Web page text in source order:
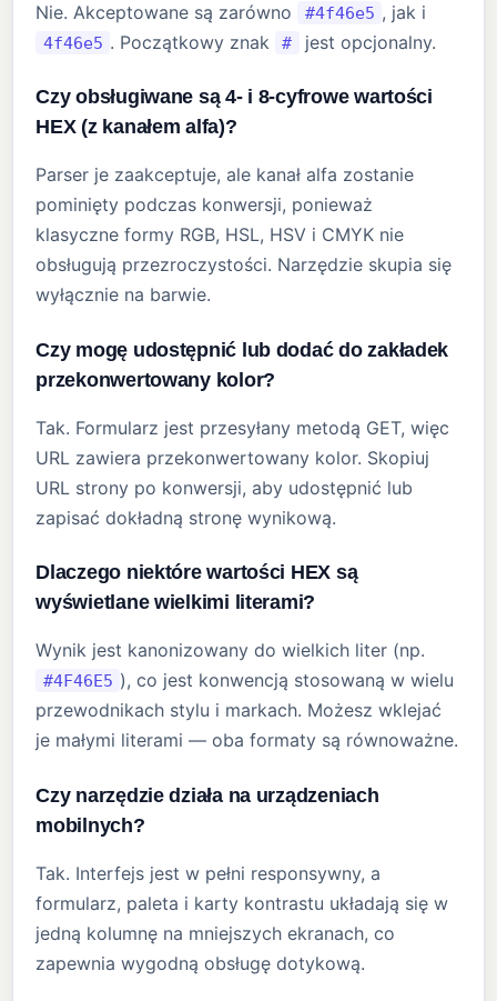
Nie. Akceptowane są zarówno #4f46e5 , jak i
4f46e5 . Początkowy znak # jest opcjonalny.
Czy obsługiwane są 4- i 8-cyfrowe wartości
HEX (z kanałem alfa)?
Parser je zaakceptuje, ale kanał alfa zostanie
pominięty podczas konwersji, ponieważ
klasyczne formy RGB, HSL, HSV i CMYK nie
obsługują przezroczystości. Narzędzie skupia się
wyłącznie na barwie.
Czy mogę udostępnić lub dodać do zakładek
przekonwertowany kolor?
Tak. Formularz jest przesyłany metodą GET, więc
URL zawiera przekonwertowany kolor. Skopiuj
URL strony po konwersji, aby udostępnić lub
zapisać dokładną stronę wynikową.
Dlaczego niektóre wartości HEX są
wyświetlane wielkimi literami?
Wynik jest kanonizowany do wielkich liter (np.
#4F46E5 ), co jest konwencją stosowaną w wielu
przewodnikach stylu i markach. Możesz wklejać
je małymi literami — oba formaty są równoważne.
Czy narzędzie działa na urządzeniach
mobilnych?
Tak. Interfejs jest w pełni responsywny, a
formularz, paleta i karty kontrastu układają się w
jedną kolumnę na mniejszych ekranach, co
zapewnia wygodną obsługę dotykową.